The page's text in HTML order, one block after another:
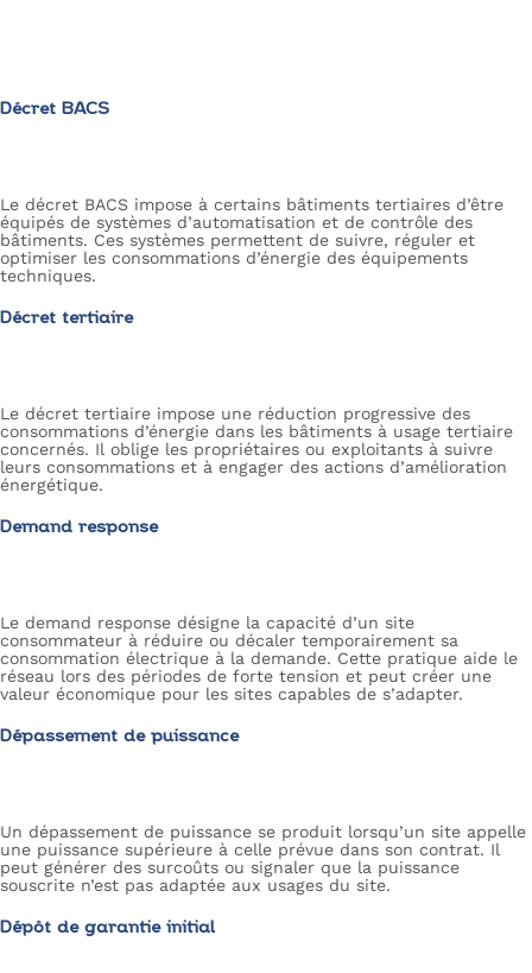
Décret BACS
Le décret BACS impose à certains bâtiments tertiaires d’être
équipés de systèmes d’automatisation et de contrôle des
bâtiments. Ces systèmes permettent de suivre, réguler et
optimiser les consommations d’énergie des équipements
techniques.
Décret tertiaire
Le décret tertiaire impose une réduction progressive des
consommations d’énergie dans les bâtiments à usage tertiaire
concernés. Il oblige les propriétaires ou exploitants à suivre
leurs consommations et à engager des actions d’amélioration
énergétique.
Demand response
Le demand response désigne la capacité d’un site
consommateur à réduire ou décaler temporairement sa
consommation électrique à la demande. Cette pratique aide le
réseau lors des périodes de forte tension et peut créer une
valeur économique pour les sites capables de s’adapter.
Dépassement de puissance
Un dépassement de puissance se produit lorsqu’un site appelle
une puissance supérieure à celle prévue dans son contrat. Il
peut générer des surcoûts ou signaler que la puissance
souscrite n’est pas adaptée aux usages du site.
Dépôt de garantie initial